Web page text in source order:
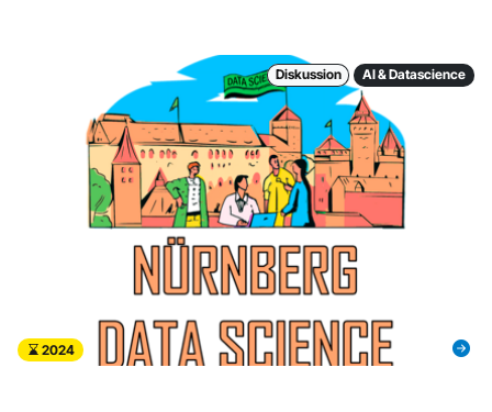
Diskussion AI & Datascience
2024